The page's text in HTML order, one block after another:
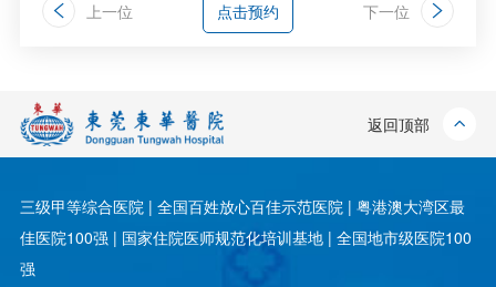
上一位 点击预约 下一位
返回顶部
三级甲等综合医院 | 全国百姓放心百佳示范医院 | 粤港澳大湾区最
佳医院100强 | 国家住院医师规范化培训基地 | 全国地市级医院100
强